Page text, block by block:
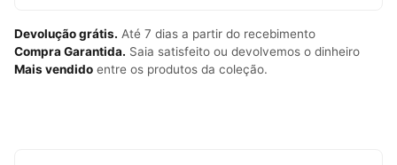
Devolução grátis. Até 7 dias a partir do recebimento
Compra Garantida. Saia satisfeito ou devolvemos o dinheiro
Mais vendido entre os produtos da coleção.